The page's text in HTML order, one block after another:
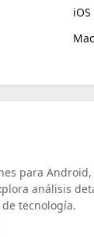
iOS
Mac
para
análisis
tecnología.